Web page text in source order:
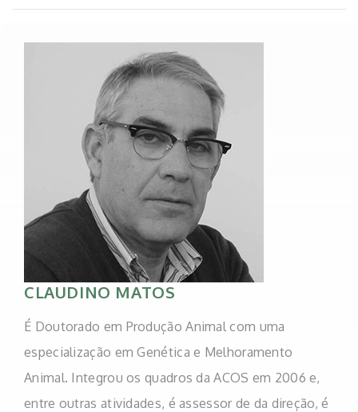
CLAUDINO MATOS
É Doutorado em Produção Animal com uma
especialização em Genética e Melhoramento
Animal. Integrou os quadros da ACOS em 2006 e,
entre outras atividades, é assessor de da direção, é